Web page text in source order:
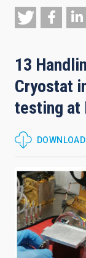
13
Cryostat
testing at
DOWNLOAD